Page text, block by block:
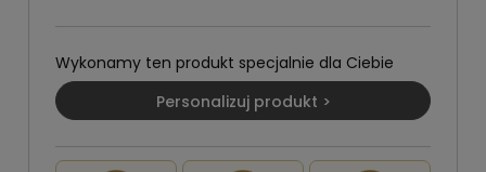
Wykonamy ten produkt specjalnie dla Ciebie
Personalizuj produkt >